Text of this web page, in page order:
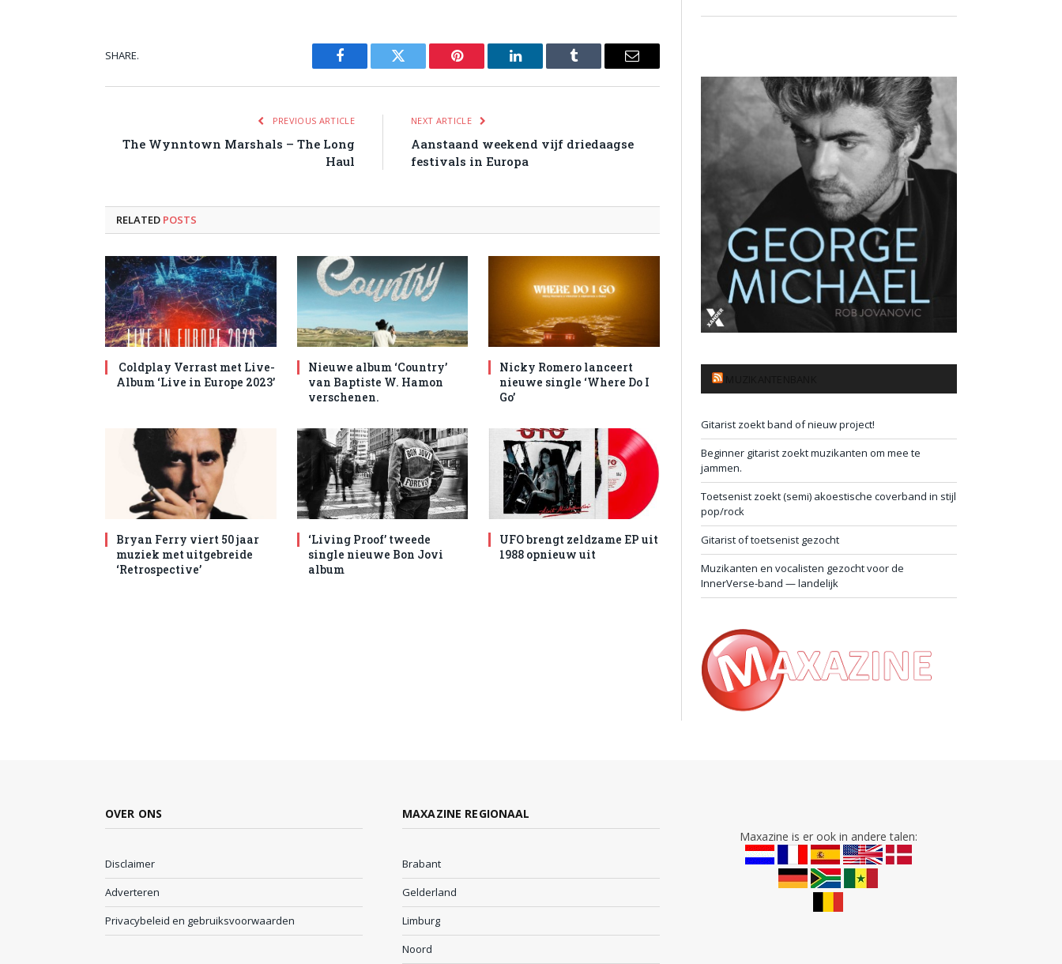
SHARE.
Facebook Twitter Pinterest LinkedIn Tumblr Email
PREVIOUS ARTICLE
The Wynntown Marshals – The Long
Haul
NEXT ARTICLE
Aanstaand weekend vijf driedaagse
festivals in Europa
RELATED POSTS
Coldplay Verrast met Live-
Album ‘Live in Europe 2023’
Nieuwe album ‘Country’
van Baptiste W. Hamon
verschenen.
Nicky Romero lanceert
nieuwe single ‘Where Do I
Go’
Bryan Ferry viert 50 jaar
muziek met uitgebreide
‘Retrospective’
‘Living Proof’ tweede
single nieuwe Bon Jovi
album
UFO brengt zeldzame EP uit
1988 opnieuw uit
Gitarist zoekt band of nieuw project!
Beginner gitarist zoekt muzikanten om mee te
jammen.
Toetsenist zoekt (semi) akoestische coverband in stijl
pop/rock
Gitarist of toetsenist gezocht
Muzikanten en vocalisten gezocht voor de
InnerVerse-band — landelijk
OVER ONS
Disclaimer
Adverteren
Privacybeleid en gebruiksvoorwaarden
MAXAZINE REGIONAAL
Brabant
Gelderland
Limburg
Noord
Maxazine is er ook in andere talen: